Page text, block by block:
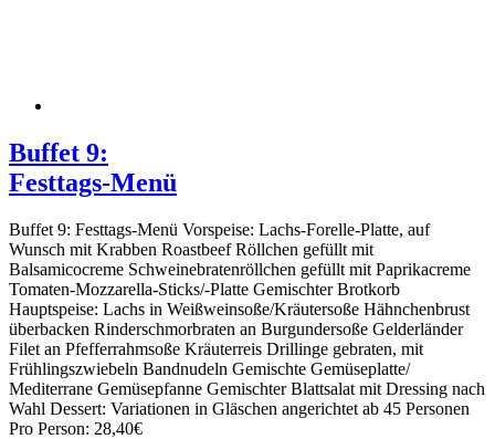
Buffet 9:
Festtags-Menü
Buffet 9: Festtags-Menü Vorspeise: Lachs-Forelle-Platte, auf
Wunsch mit Krabben Roastbeef Röllchen gefüllt mit
Balsamicocreme Schweinebratenröllchen gefüllt mit Paprikacreme
Tomaten-Mozzarella-Sticks/-Platte Gemischter Brotkorb
Hauptspeise: Lachs in Weißweinsoße/Kräutersoße Hähnchenbrust
überbacken Rinderschmorbraten an Burgundersoße Gelderländer
Filet an Pfefferrahmsoße Kräuterreis Drillinge gebraten, mit
Frühlingszwiebeln Bandnudeln Gemischte Gemüseplatte/
Mediterrane Gemüsepfanne Gemischter Blattsalat mit Dressing nach
Wahl Dessert: Variationen in Gläschen angerichtet ab 45 Personen
Pro Person: 28,40€